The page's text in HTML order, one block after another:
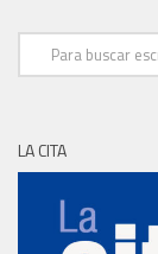
LA CITA